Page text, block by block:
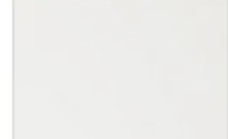
российских и немецких открыток корпуса "Пишу тебе")»